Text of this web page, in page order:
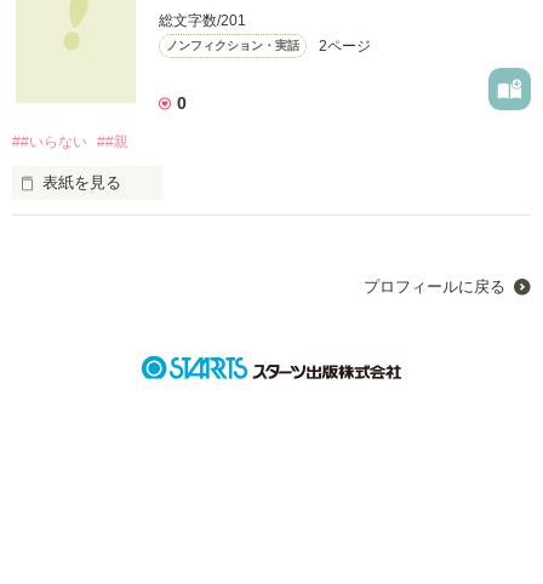
作品を読む
総文字数/201
ノンフィクション・実話 2ページ
0
##いらない ##親
表紙を見る
プロフィールに戻る